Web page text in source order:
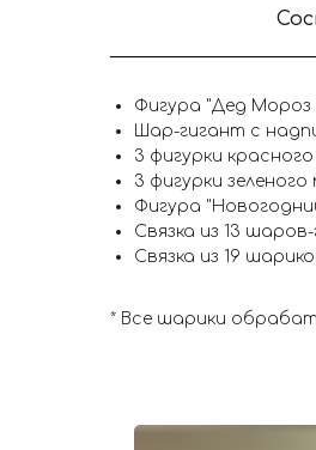
Фигура "Дед Мороз
Шар-гигант с
3 фигурки
3 фигурки
Фигура
Связка из 13
Связка из 19
* Все шарики